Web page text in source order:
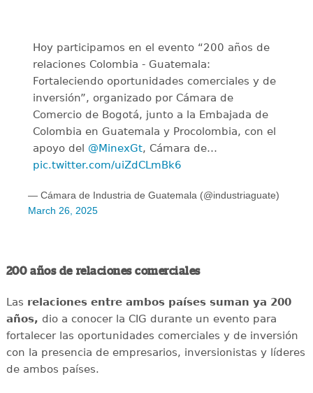
Hoy participamos en el evento “200 años de
relaciones Colombia - Guatemala:
Fortaleciendo oportunidades comerciales y de
inversión”, organizado por Cámara de
Comercio de Bogotá, junto a la Embajada de
Colombia en Guatemala y Procolombia, con el
apoyo del @MinexGt, Cámara de…
pic.twitter.com/uiZdCLmBk6
— Cámara de Industria de Guatemala (@industriaguate)
March 26, 2025
200 años de relaciones comerciales
Las relaciones entre ambos países suman ya 200
años, dio a conocer la CIG durante un evento para
fortalecer las oportunidades comerciales y de inversión
con la presencia de empresarios, inversionistas y líderes
de ambos países.